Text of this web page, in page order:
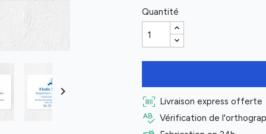

Quantité
Livraison express offerte
Vérification de